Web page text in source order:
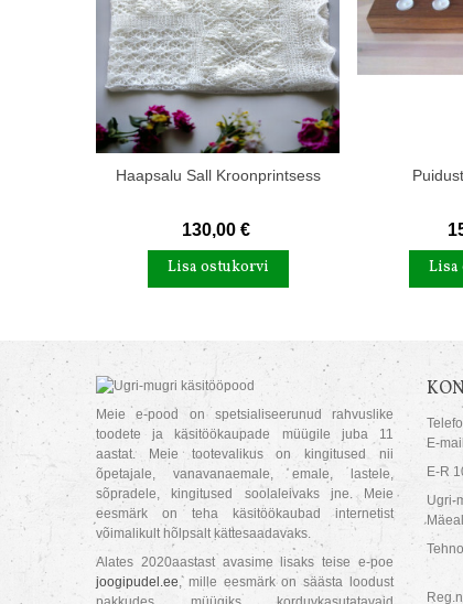
Haapsalu Sall Kroonprintsess
130,00 €
Lisa ostukorvi Lisa
Meie e-pood on spetsialiseerunud rahvuslike
toodete ja käsitöökaupade müügile juba 11
aastat. Meie tootevalikus on kingitused nii
õpetajale, vanavanaemale, emale, lastele,
sõpradele, kingitused soolaleivaks jne. Meie
eesmärk on teha käsitöökaubad internetist
võimalikult hõlpsalt kättesaadavaks.
Alates 2020aastast avasime lisaks teise e-poe
joogipudel.ee, mille eesmärk on säästa loodust
E-
E-R
Ugri-